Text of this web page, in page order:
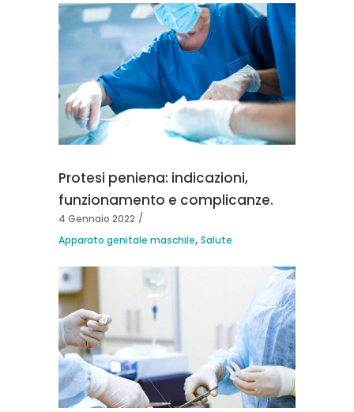
Protesi peniena: indicazioni,
funzionamento e complicanze.
4 Gennaio 2022
Apparato genitale maschile, Salute